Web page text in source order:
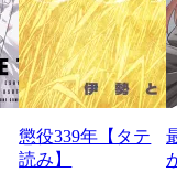
懲役339年【タテ
読み】